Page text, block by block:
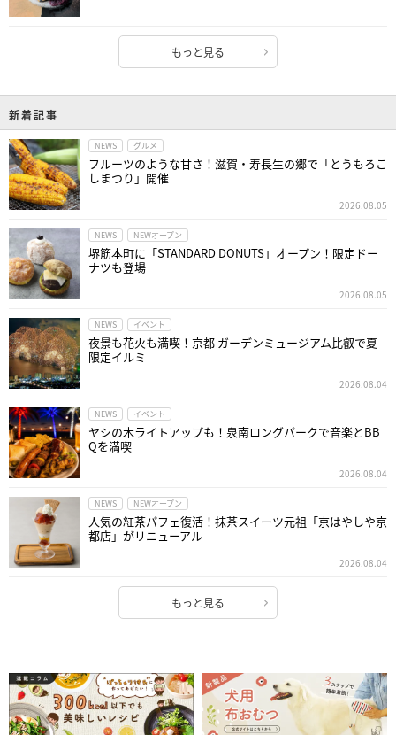
もっと見る
新着記事
NEWS グルメ
フルーツのような甘さ！滋賀・寿長生の郷で「とうもろこ
しまつり」開催
2026.08.05
NEWS NEWオープン
堺筋本町に「STANDARD DONUTS」オープン！限定ドー
ナツも登場
2026.08.05
NEWS イベント
夜景も花火も満喫！京都 ガーデンミュージアム比叡で夏
限定イルミ
2026.08.04
NEWS イベント
ヤシの木ライトアップも！泉南ロングパークで音楽とBB
Qを満喫
2026.08.04
NEWS NEWオープン
人気の紅茶パフェ復活！抹茶スイーツ元祖「京はやしや京
都店」がリニューアル
2026.08.04
もっと見る